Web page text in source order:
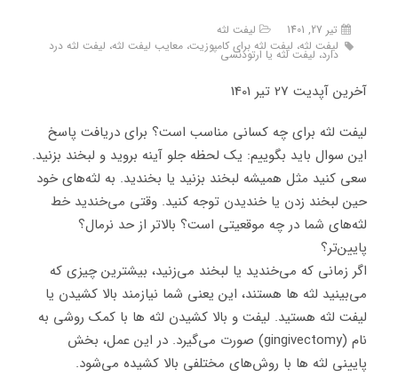
تیر 27, 1401
لیفت لثه
لیفت لثه، لیفت لثه برای کامپوزیت، معایب لیفت لثه، لیفت لثه درد
دارد، لیفت لثه یا ارتودنسی
آخرین آپدیت 27 تیر 1401
لیفت لثه برای چه کسانی مناسب است؟ برای دریافت پاسخ
این سوال باید بگوییم: یک لحظه جلو آینه بروید و لبخند بزنید.
سعی کنید مثل همیشه لبخند بزنید یا بخندید. به لثه‌های خود
حین لبخند زدن یا خندیدن توجه کنید. وقتی می‌خندید خط
لثه‌های شما در چه موقعیتی است؟ بالاتر از حد نرمال؟
پایین‌تر؟
اگر زمانی که می‌خندید یا لبخند می‌زنید، بیشترین چیزی که
می‌بینید لثه ها هستند، این یعنی شما نیازمند بالا کشیدن یا
لیفت لثه هستید. لیفت و بالا کشیدن لثه‌ ها با کمک روشی به
نام (gingivectomy) صورت می‌گیرد. در این عمل، بخش
پایینی لثه ها با روش‌های مختلفی بالا کشیده می‌شود.